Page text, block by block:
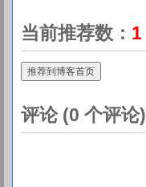
当前推荐数： 1
推荐到博客首页
评论 (0 个评论)